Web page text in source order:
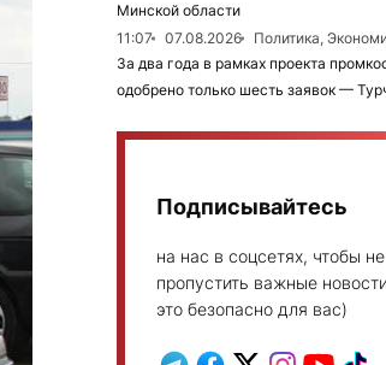
Минской области
11:07
07.08.2026
Политика,
За два года в рамках проекта
одобрено только шесть заявок —
Подписывайтесь
на нас в соцсетях, чтобы не
пропустить важные
это безопасно для вас)